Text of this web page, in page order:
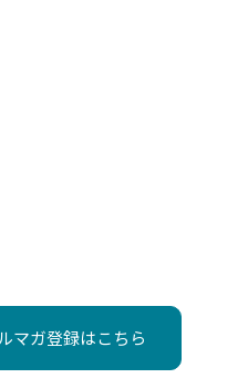
マガ登録はこちら